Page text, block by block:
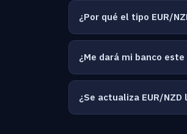
¿Por qué el tipo EUR/
¿Me dará mi banco este
¿Se actualiza EUR/